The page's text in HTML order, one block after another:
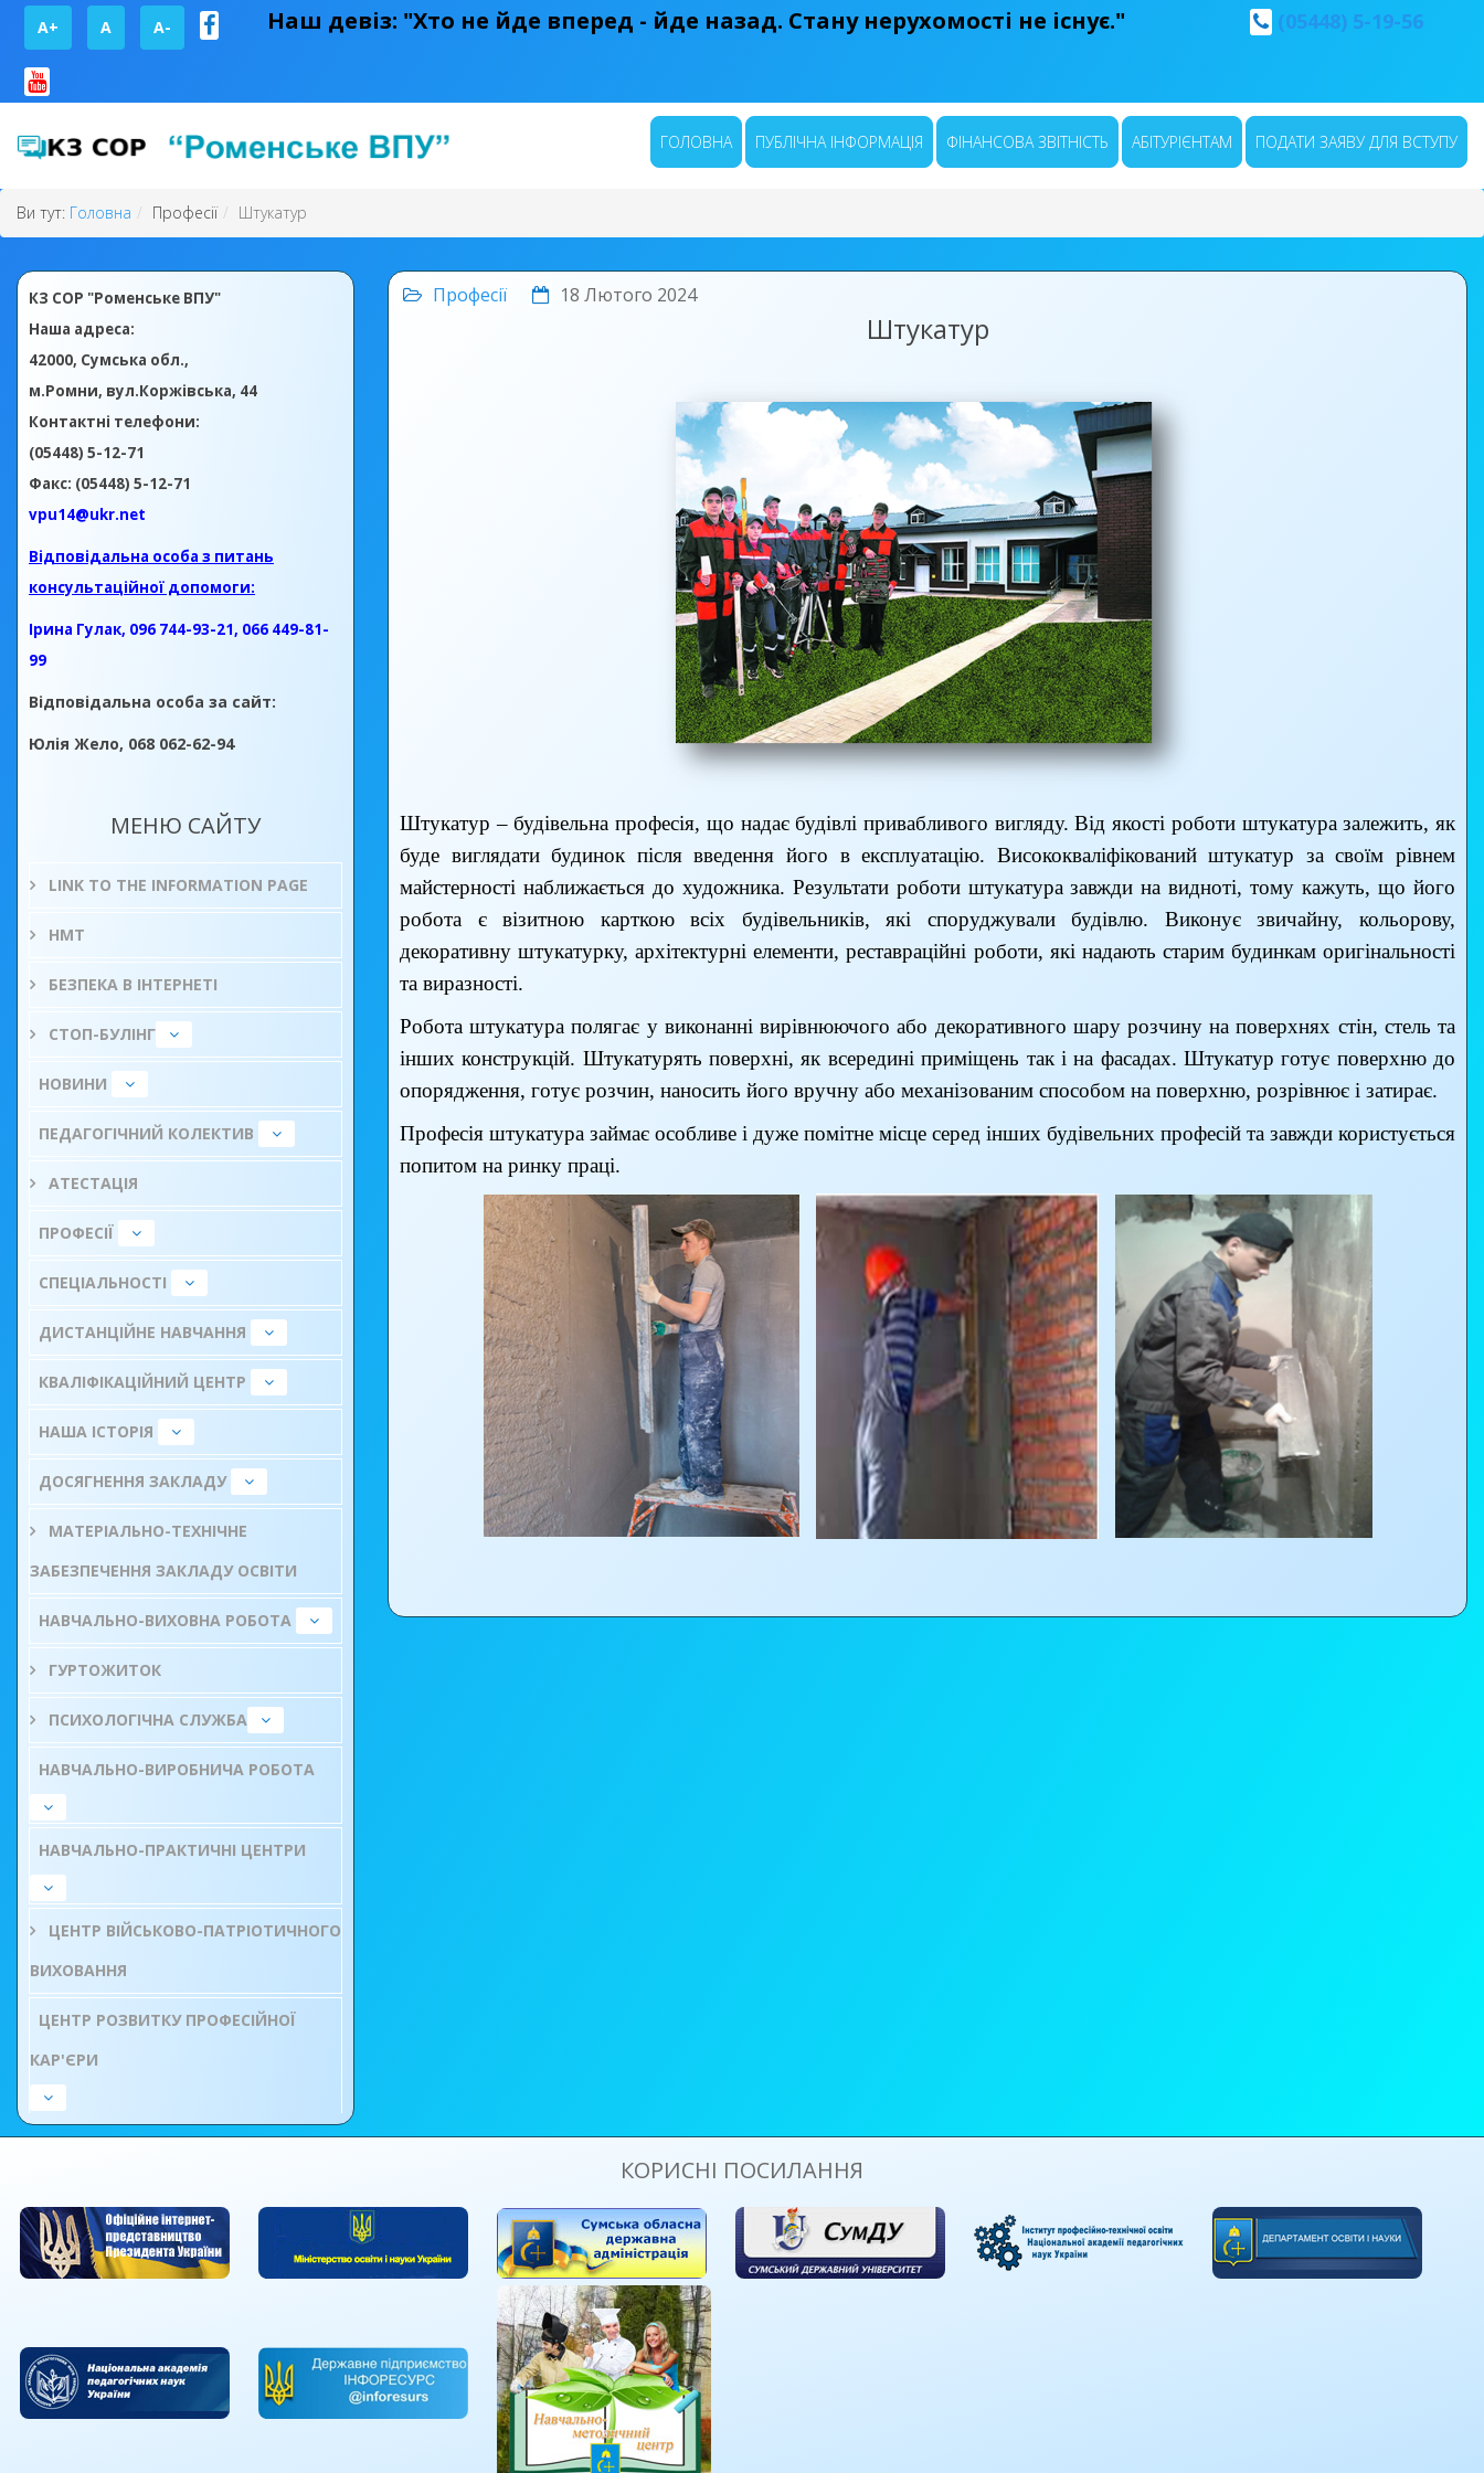
A+ А A- Наш девіз: "Хто не йде вперед - йде назад. Стану нерухомості не існує." (05448) 5-19-56
ГОЛОВНА ПУБЛІЧНА ІНФОРМАЦІЯ ФІНАНСОВА ЗВІТНІСТЬ АБІТУРІЄНТАМ ПОДАТИ ЗАЯВУ ДЛЯ ВСТУПУ
Ви тут: Головна Професії Штукатур
КЗ СОР "Роменське ВПУ"
Наша адреса:
42000, Сумська обл.,
м.Ромни, вул.Коржівська, 44
Контактні телефони:
(05448) 5-12-71
Факс: (05448) 5-12-71
vpu14@ukr.net
Відповідальна особа з питань
консультаційної допомоги:
Ірина Гулак, 096 744-93-21, 066 449-81-
99
Відповідальна особа за сайт:
Юлія Жело, 068 062-62-94
МЕНЮ САЙТУ
LINK TO THE INFORMATION PAGE
НМТ
БЕЗПЕКА В ІНТЕРНЕТІ
СТОП-БУЛІНГ
НОВИНИ
ПЕДАГОГІЧНИЙ КОЛЕКТИВ
АТЕСТАЦІЯ
ПРОФЕСІЇ
СПЕЦІАЛЬНОСТІ
ДИСТАНЦІЙНЕ НАВЧАННЯ
КВАЛІФІКАЦІЙНИЙ ЦЕНТР
НАША ІСТОРІЯ
ДОСЯГНЕННЯ ЗАКЛАДУ
МАТЕРІАЛЬНО-ТЕХНІЧНЕ
ЗАБЕЗПЕЧЕННЯ ЗАКЛАДУ ОСВІТИ
НАВЧАЛЬНО-ВИХОВНА РОБОТА
ГУРТОЖИТОК
ПСИХОЛОГІЧНА СЛУЖБА
НАВЧАЛЬНО-ВИРОБНИЧА РОБОТА
НАВЧАЛЬНО-ПРАКТИЧНІ ЦЕНТРИ
ЦЕНТР ВІЙСЬКОВО-ПАТРІОТИЧНОГО
ВИХОВАННЯ
ЦЕНТР РОЗВИТКУ ПРОФЕСІЙНОЇ
КАР'ЄРИ
Професії 18 Лютого 2024
Штукатур
Штукатур – будівельна професія, що надає будівлі привабливого вигляду. Від якості роботи штукатура залежить, як
буде виглядати будинок після введення його в експлуатацію. Висококваліфікований штукатур за своїм рівнем
майстерності наближається до художника. Результати роботи штукатура завжди на видноті, тому кажуть, що його
робота є візитною карткою всіх будівельників, які споруджували будівлю. Виконує звичайну, кольорову,
декоративну штукатурку, архітектурні елементи, реставраційні роботи, які надають старим будинкам оригінальності
та виразності.
Робота штукатура полягає у виконанні вирівнюючого або декоративного шару розчину на поверхнях стін, стель та
інших конструкцій. Штукатурять поверхні, як всередині приміщень так і на фасадах. Штукатур готує поверхню до
опорядження, готує розчин, наносить його вручну або механізованим способом на поверхню, розрівнює і затирає.
Професія штукатура займає особливе і дуже помітне місце серед інших будівельних професій та завжди користується
попитом на ринку праці.
КОРИСНІ ПОСИЛАННЯ